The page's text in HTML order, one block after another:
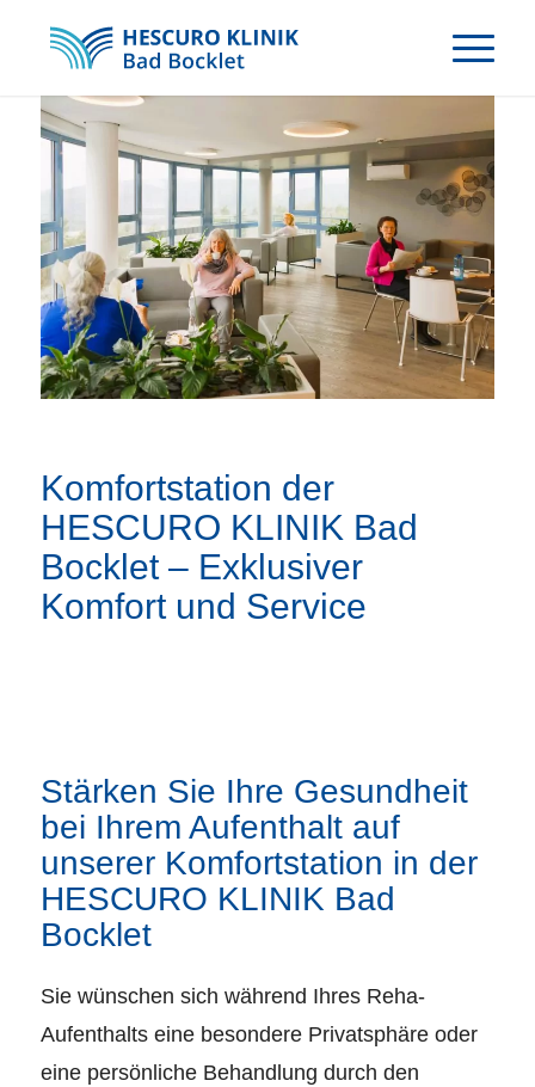
Komfortstation der
HESCURO KLINIK Bad
Bocklet – Exklusiver
Komfort und Service
Stärken Sie Ihre Gesundheit
bei Ihrem Aufenthalt auf
unserer Komfortstation in der
HESCURO KLINIK Bad
Bocklet
Sie wünschen sich während Ihres Reha-
Aufenthalts eine besondere Privatsphäre oder
eine persönliche Behandlung durch den